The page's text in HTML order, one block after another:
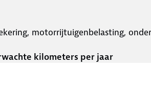
motorrijtuigenbelasting,
kilometers per jaar